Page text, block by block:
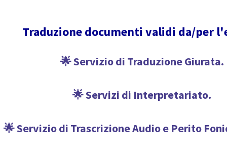
Traduzione documenti validi da/per
🌟 Servizio di Traduzione Giurata.
🌟 Servizi di Interpretariato.
🌟 Servizio di Trascrizione Audio e Perito